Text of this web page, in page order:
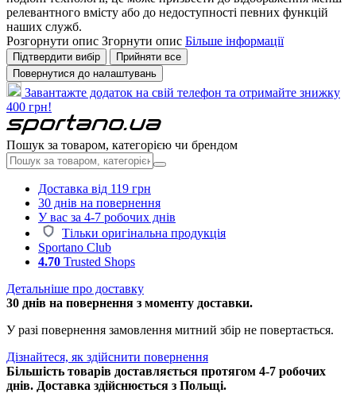
релевантного вмісту або до недоступності певних функцій
наших служб.
Розгорнути опис Згорнути опис Більше інформації
Підтвердити вибір
Прийняти все
Повернутися до налаштувань
Завантажте додаток на свій телефон та отримайте знижку
400 грн!
Пошук за товаром, категорією чи брендом
Доставка від 119 грн
30 днів на повернення
У вас за 4-7 робочих днів
Тільки оригінальна продукція
Sportano Club
4.70 Trusted Shops
Детальніше про доставку
30 днів на повернення з моменту доставки.
У разі повернення замовлення митний збір не повертається.
Дізнайтеся, як здійснити повернення
Більшість товарів доставляється протягом 4-7 робочих
днів. Доставка здійснюється з Польщі.